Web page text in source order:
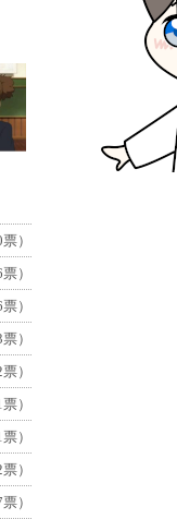
）
票）
票）
票）
票）
票）
票）
票）
票）